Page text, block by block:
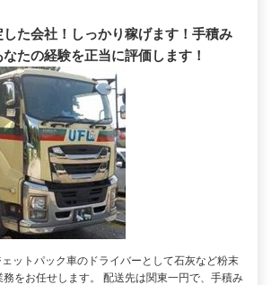
た会社！しっかり稼げます！手積み
たの経験を正当に評価します！
ットパック車のドライバーとして石灰など粉末
務をお任せします。 配送先は関東一円で、手積み